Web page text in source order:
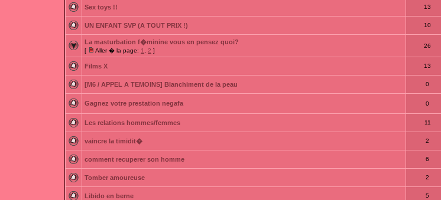
Sex toys !! 13
UN ENFANT SVP (A TOUT PRIX !) 10
La masturbation f�minine vous en pensez quoi?
[ Aller � la page: 1 2 ]
26
Films X 13
[M6 / APPEL A TEMOINS] Blanchiment de la peau 0
Gagnez votre prestation negafa 0
Les relations hommes/femmes 11
vaincre la timidit� 2
comment recuperer son homme 6
Tomber amoureuse 2
Libido en berne 5